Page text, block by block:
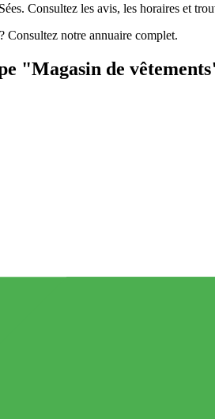
Consultez les avis, les horaires et
Consultez notre annuaire complet.
"Magasin de